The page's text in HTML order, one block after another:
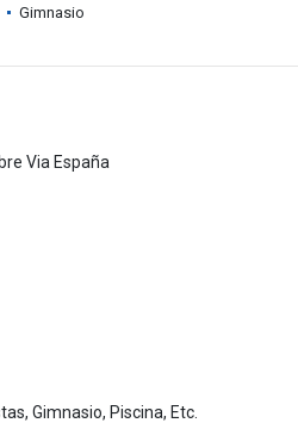
Gimnasio
Via España
Gimnasio, Piscina, Etc.